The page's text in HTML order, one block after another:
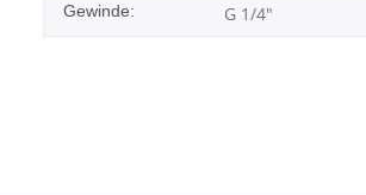
Gewinde: G 1/4"